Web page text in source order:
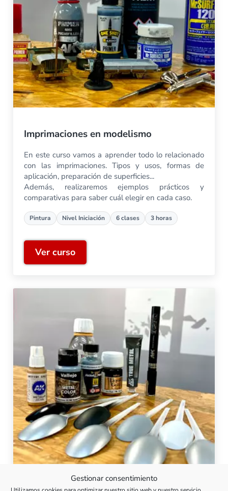
Gestionar consentimiento
Imprimaciones en modelismo
En este curso vamos a aprender todo lo relacionado
con las imprimaciones. Tipos y usos, formas de
aplicación, preparación de superficies...
Además, realizaremos ejemplos prácticos y
comparativas para saber cuál elegir en cada caso.
Pintura Nivel Iniciación 6 clases 3 horas
Ver cursoImprimaciones en modelismo